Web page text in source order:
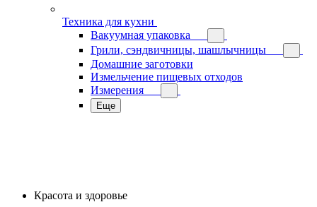
Техника для кухни
Вакуумная упаковка
Грили, сэндвичницы, шашлычницы
Домашние заготовки
Измельчение пищевых отходов
Измерения
Еще
Красота и здоровье